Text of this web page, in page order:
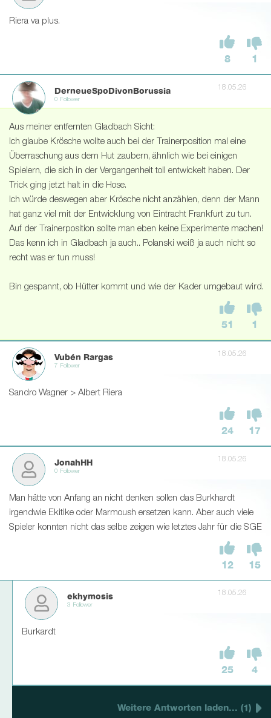
Riera va plus.
8 1
DerneueSpoDivonBorussia
0 Follower
18.05.26
Aus meiner entfernten Gladbach Sicht:
Ich glaube Krösche wollte auch bei der Trainerposition mal eine
Überraschung aus dem Hut zaubern, ähnlich wie bei einigen
Spielern, die sich in der Vergangenheit toll entwickelt haben. Der
Trick ging jetzt halt in die Hose.
Ich würde deswegen aber Krösche nicht anzählen, denn der Mann
hat ganz viel mit der Entwicklung von Eintracht Frankfurt zu tun.
Auf der Trainerposition sollte man eben keine Experimente machen!
Das kenn ich in Gladbach ja auch.. Polanski weiß ja auch nicht so
recht was er tun muss!
Bin gespannt, ob Hütter kommt und wie der Kader umgebaut wird.
51 1
Vubén Rargas
7 Follower
18.05.26
Sandro Wagner > Albert Riera
24 17
JonahHH
0 Follower
18.05.26
Man hätte von Anfang an nicht denken sollen das Burkhardt
irgendwie Ekitike oder Marmoush ersetzen kann. Aber auch viele
Spieler konnten nicht das selbe zeigen wie letztes Jahr für die SGE
12 15
ekhymosis
3 Follower
18.05.26
Burkardt
25 4
Weitere Antworten laden... (1)